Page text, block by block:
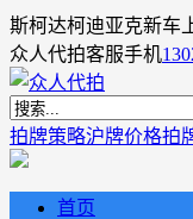
斯柯达柯迪亚克新车
众人代拍客服手机
拍牌策略沪牌价格拍
首页